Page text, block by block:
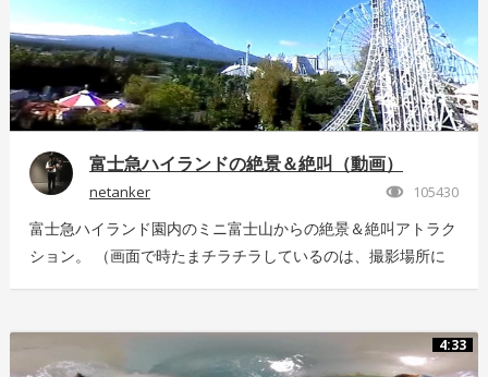
富士急ハイランドの絶景＆絶叫（動画）
netanker 105430
富士急ハイランド園内のミニ富士山からの絶景＆絶叫アトラク
ション。 （画面で時たまチラチラしているのは、撮影場所に
4125-4c14-9883-5751e4eaac33 後日外周を回っている「ドド
ンパ」が「ド・ドドンパ」に変わりました。リニューアル後に
4:33